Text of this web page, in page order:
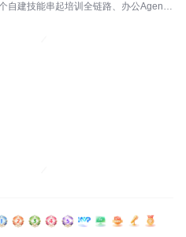
自建技能串起培训全链路、办公Agent
来看看这一期的硬核实践——👤墨云轩
诗背...